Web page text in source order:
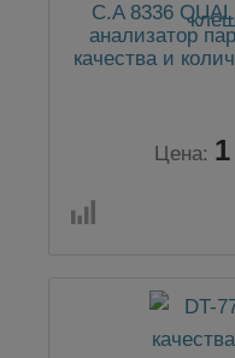
C.A 8336
анализатор
качества и
Цена: